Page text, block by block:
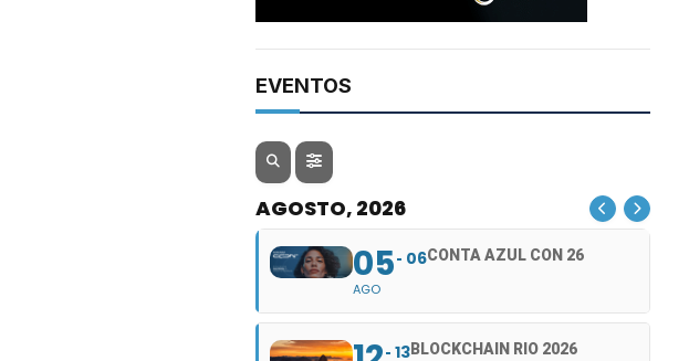
EVENTOS
AGOSTO, 2026
05
AGO
06CONTA AZUL CON 26
13BLOCKCHAIN RIO 2026